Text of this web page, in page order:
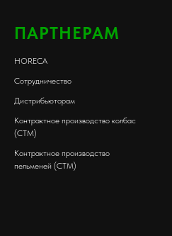
ПАРТНЕРАМ
HORECA
Сотрудничество
Дистрибьюторам
Контрактное производство колбас
(СТМ)
Контрактное производство
пельменей (СТМ)